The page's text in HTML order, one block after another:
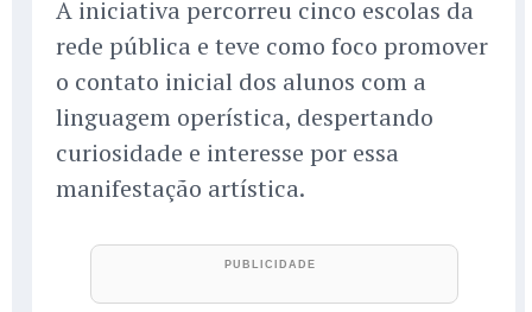
A iniciativa percorreu cinco escolas da
rede pública e teve como foco promover
o contato inicial dos alunos com a
linguagem operística, despertando
curiosidade e interesse por essa
manifestação artística.